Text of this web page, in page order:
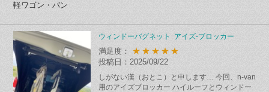
軽ワゴン・バン
ウィンドーバグネット アイズ-ブロッカー
満足度： ★★★★★
投稿日：2025/09/22
しがない漢（おとこ）と申します… 今回、n-van
用のアイズブロッカー ハイルーフとウィンドー